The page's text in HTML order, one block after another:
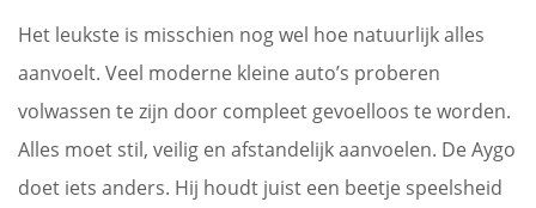
Het leukste is misschien nog wel hoe natuurlijk alles
aanvoelt. Veel moderne kleine auto’s proberen
volwassen te zijn door compleet gevoelloos te worden.
Alles moet stil, veilig en afstandelijk aanvoelen. De Aygo
doet iets anders. Hij houdt juist een beetje speelsheid